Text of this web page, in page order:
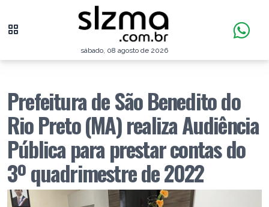
sábado, 08 agosto de 2026
Prefeitura de São Benedito do
Rio Preto (MA) realiza Audiência
Pública para prestar contas do
3º quadrimestre de 2022